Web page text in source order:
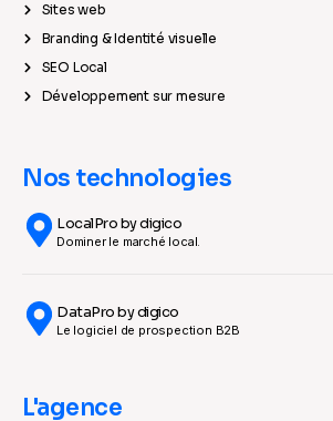
Sites web
Branding & Identité visuelle
SEO Local
Développement sur mesure
Nos technologies
LocalPro by digico
Dominer le marché local.
DataPro by digico
Le logiciel de prospection B2B
L'agence